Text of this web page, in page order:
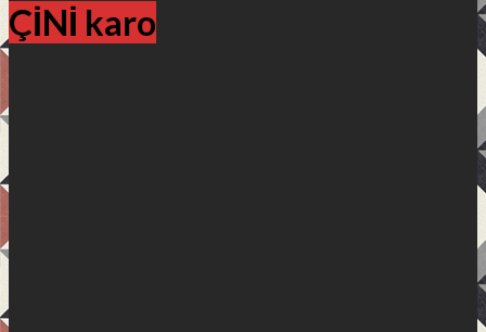
ÇİNİ karo